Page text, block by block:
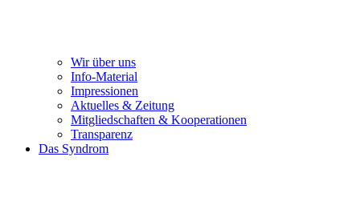
Wir über uns
Info-Material
Impressionen
Aktuelles & Zeitung
Mitgliedschaften & Kooperationen
Transparenz
Das Syndrom